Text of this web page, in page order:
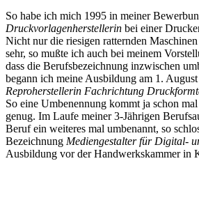
So habe ich mich 1995 in meiner
Druckvorlagenherstellerin bei einer
Nicht nur die riesigen ratternden
sehr, so mußte ich auch bei meinem
dass die Berufsbezeichnung inzwischen
begann ich meine Ausbildung am 1.
Reproherstellerin Fachrichtung
So eine Umbenennung kommt ja schon
genug. Im Laufe meiner 3-Jährigen
Beruf ein weiteres mal umbenannt, so
Bezeichnung Mediengestalter für Digital-
Ausbildung vor der Handwerkskammer in